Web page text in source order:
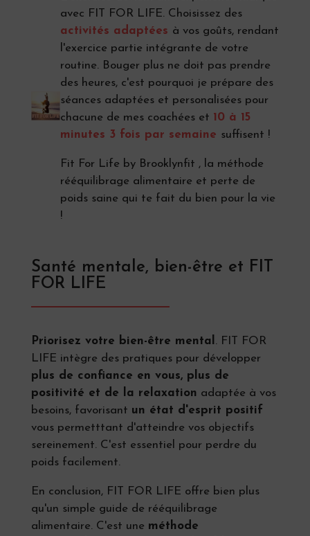
avec FIT FOR LIFE. Choisissez des
activités adaptées à vos goûts, rendant
l'exercice partie intégrante de votre
routine. Bouger plus ne doit pas prendre
des heures, c'est pourquoi je prépare des
séances adaptées et personalisées pour
chacune de mes coachées et 10 à 15
minutes 3 fois par semaine suffisent !
Fit For Life by Brooklynfit , la méthode
rééquilibrage alimentaire et perte de
poids saine qui te fait du bien pour la vie
!
Santé mentale, bien-être et FIT
FOR LIFE
Priorisez votre bien-être mental . FIT FOR
LIFE intègre des pratiques pour développer
plus de confiance en vous, plus de
positivité et de la relaxation adaptée à vos
besoins, favorisant un état d'esprit positif
vous permetttant d'atteindre vos objectifs
sereinement. C'est essentiel pour perdre du
poids facilement.
En conclusion, FIT FOR LIFE offre bien plus
qu'un simple guide de rééquilibrage
alimentaire. C'est une méthode